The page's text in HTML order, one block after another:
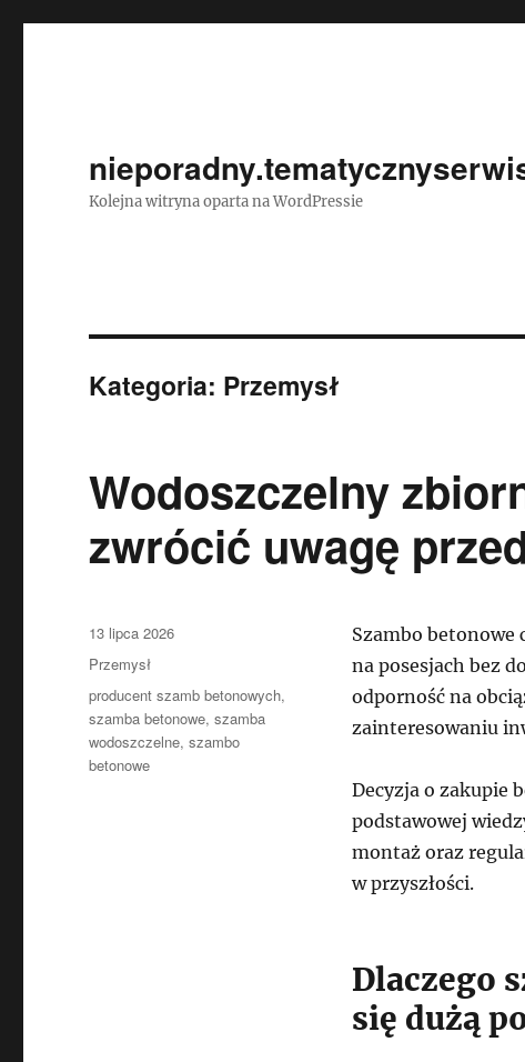
Kolejna witryna oparta na WordPressie
Kategoria: Przemysł
Wodoszczelny
zwrócić uwagę
Szambo betonowe
na posesjach bez
odporność na
zainteresowaniu
Decyzja o zakupie
podstawowej
montaż oraz
w przyszłości.
Dlaczego
się dużą
Data
publikacji
13 lipca 2026
Kategorie
Przemysł
Tagi
producent szamb betonowych,
szamba betonowe,szamba
wodoszczelne,szambo
betonowe